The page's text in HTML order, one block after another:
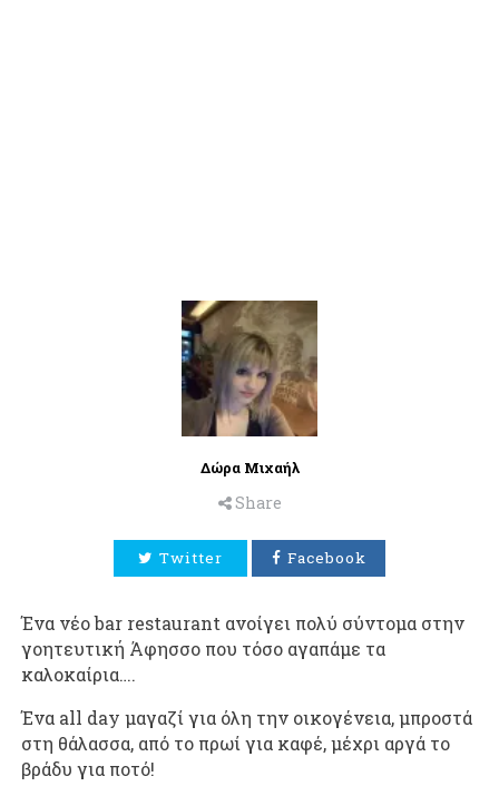
Δώρα Μιχαήλ
Share
Twitter Facebook
Ένα νέο bar restaurant ανοίγει πολύ σύντομα στην
γοητευτική Άφησσο που τόσο αγαπάμε τα
καλοκαίρια….
Ένα all day μαγαζί για όλη την οικογένεια, μπροστά
στη θάλασσα, από το πρωί για καφέ, μέχρι αργά το
βράδυ για ποτό!